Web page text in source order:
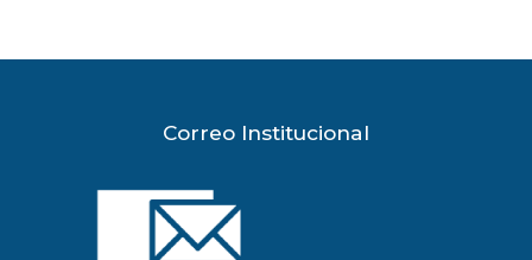
Correo Institucional